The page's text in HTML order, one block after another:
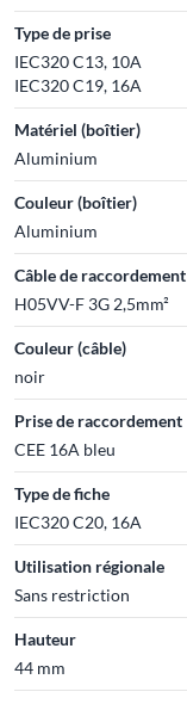
Type de prise
IEC320 C13, 10A
IEC320 C19, 16A
Matériel (boîtier)
Aluminium
Couleur (boîtier)
Aluminium
Câble de raccordement
H05VV-F 3G 2,5mm²
Couleur (câble)
noir
Prise de raccordement
CEE 16A bleu
Type de fiche
IEC320 C20, 16A
Utilisation régionale
Sans restriction
Hauteur
44 mm